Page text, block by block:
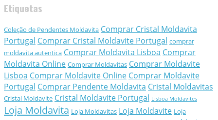
Etiquetas
Coleção de Pendentes Moldavita Comprar Cristal Moldavita
Portugal Comprar Cristal Moldavite Portugal comprar
moldavita autentica Comprar Moldavita Lisboa Comprar
Moldavita Online Comprar Moldavitas Comprar Moldavite
Lisboa Comprar Moldavite Online Comprar Moldavite
Portugal Comprar Pendente Moldavita Cristal Moldavitas
Cristal Moldavite Cristal Moldavite Portugal Lisboa Moldavites
Loja Moldavita Loja Moldavitas Loja Moldavite Loja